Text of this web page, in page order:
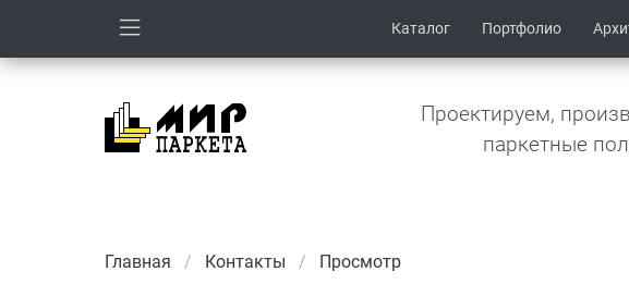
Каталог Портфолио
Проектируем,
паркетные
Главная Контакты Просмотр